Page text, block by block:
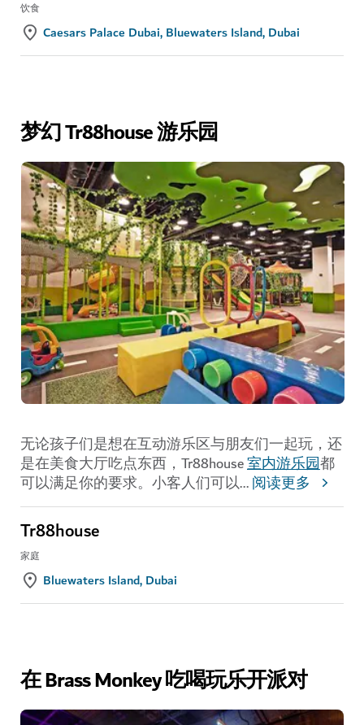
饮食
Caesars Palace Dubai, Bluewaters Island, Dubai
梦幻 Tr88house 游乐园
无论孩子们是想在互动游乐区与朋友们一起玩，还
是在美食大厅吃点东西，Tr88house室内游乐园都
可以满足你的要求。小客人们可以...阅读更多
Tr88house
家庭
Bluewaters Island, Dubai
在 Brass Monkey 吃喝玩乐开派对